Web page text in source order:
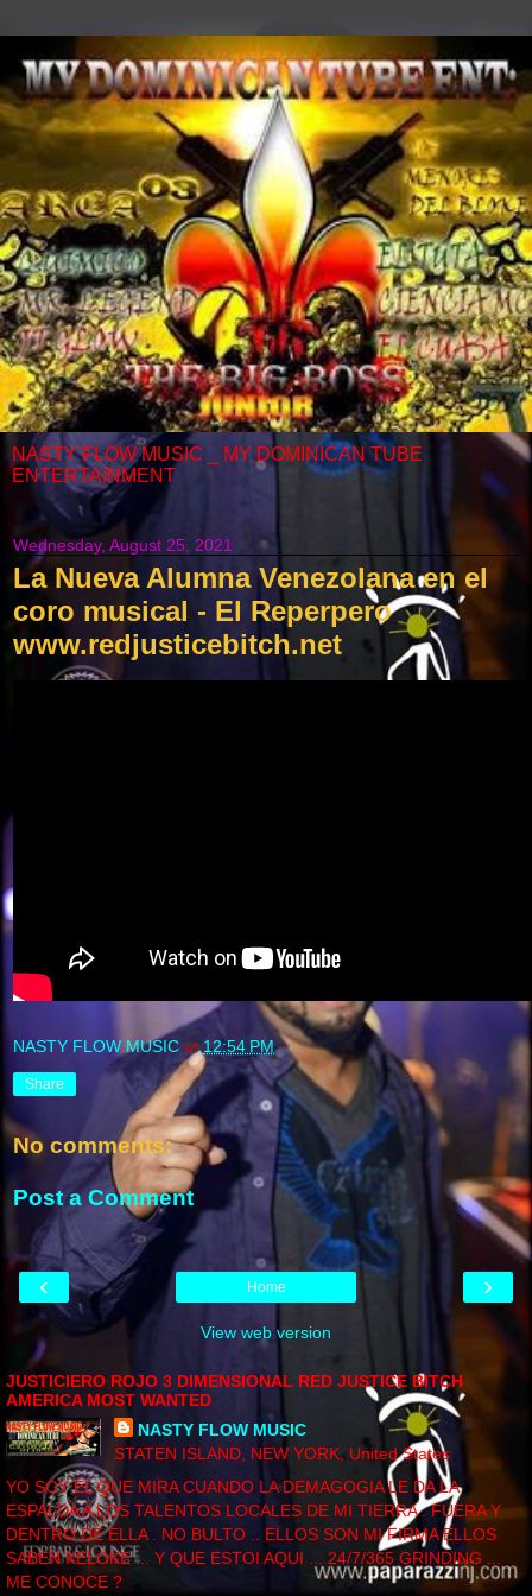
NASTY FLOW MUSIC _ MY DOMINICAN TUBE
ENTERTAINMENT
Wednesday, August 25, 2021
La Nueva Alumna Venezolana en el
coro musical - El Reperpero
www.redjusticebitch.net
NASTY FLOW MUSIC at12:54 PM
Share
No comments:
Post a Comment
‹ ›
Home
View web version
JUSTICIERO ROJO 3 DIMENSIONAL RED JUSTICE BITCH
AMERICA MOST WANTED
NASTY FLOW MUSIC
STATEN ISLAND, NEW YORK, United States
YO SOY EL QUE MIRA CUANDO LA DEMAGOGIA LE DA LA
ESPALDA A LOS TALENTOS LOCALES DE MI TIERRA . FUERA Y
DENTRO DE ELLA . NO BULTO .. ELLOS SON MI FIRMA ELLOS
SABEN KELOKE ... Y QUE ESTOI AQUI ... 24/7/365 GRINDING ...
ME CONOCE ?